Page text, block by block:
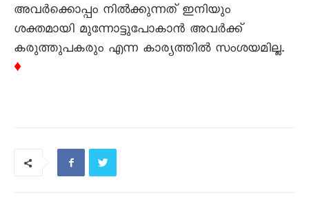
അവർക്കൊപ്പം നിൽക്കുന്നത് ഇനിയും
ശക്തമായി മുന്നോട്ടുപോകാൻ അവർക്ക്
കരുത്തുപകരും എന്ന കാര്യത്തിൽ സംശയമില്ല.
♦